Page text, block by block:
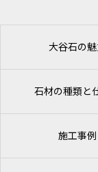
大谷石の魅
石材の種類と
施工事例